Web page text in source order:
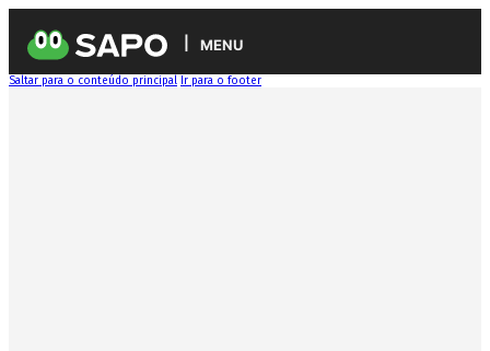
MENU
Saltar para o conteúdo principal Ir para o footer